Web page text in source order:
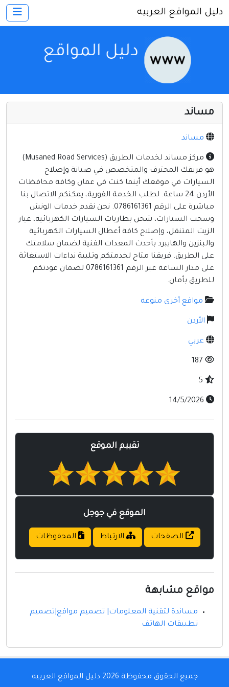
اتصل بنا
الأسرة والترفيه
كمبيوتر وبرامج
منتديات
مواقع إخباريه
مواقع إسلامية
مواقع طبيه
دليل المواقع العربيه
مساند
مساند
مركز مساند لخدمات الطريق (Musaned Road Services)
هو فريقك المحترف والمتخصص في صيانة وإصلاح
السيارات في موقعك أينما كنت في عمان وكافة محافظات
الأردن 24 ساعة. لطلب الخدمة الفورية، يمكنكم الاتصال بنا
مباشرة على الرقم 0786161361. نحن نقدم خدمات الونش
وسحب السيارات، شحن بطاريات السيارات الكهربائية، غيار
الزيت المتنقل، وإصلاح كافة أعطال السيارات الكهربائية
والبنزين والهايبرد بأحدث المعدات الفنية لضمان سلامتك
على الطريق. فريقنا متاح لخدمتكم وتلبية نداءات الاستغاثة
على مدار الساعة عبر الرقم 0786161361 لضمان عودتكم
للطريق بأمان.
مواقع أخرى منوعه
الأردن
عربي
تقييم الموقع
الموقع في جوجل
الصفحات الارتباط المحفوظات
مواقع مشابهة
مساندة لتقنية المعلومات| تصميم مواقع|تصميم
تطبيقات الهاتف
جميع الحقوق محفوظة 2026 دليل المواقع العربيه